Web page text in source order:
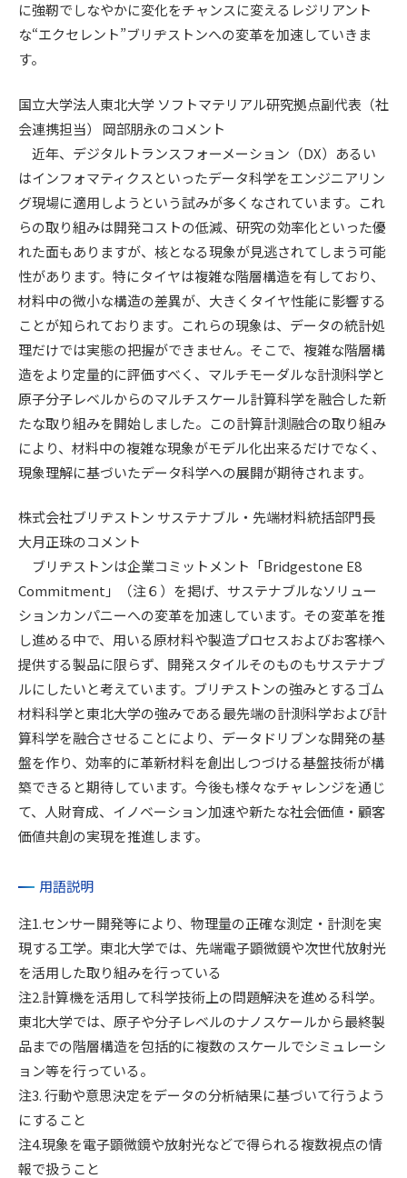
に強靭でしなやかに変化をチャンスに変えるレジリアント
な“エクセレント”ブリヂストンへの変革を加速していきま
す。
国立大学法人東北大学 ソフトマテリアル研究拠点副代表（社
会連携担当） 岡部朋永のコメント
近年、デジタルトランスフォーメーション（DX）あるい
はインフォマティクスといったデータ科学をエンジニアリン
グ現場に適用しようという試みが多くなされています。これ
らの取り組みは開発コストの低減、研究の効率化といった優
れた面もありますが、核となる現象が見逃されてしまう可能
性があります。特にタイヤは複雑な階層構造を有しており、
材料中の微小な構造の差異が、大きくタイヤ性能に影響する
ことが知られております。これらの現象は、データの統計処
理だけでは実態の把握ができません。そこで、複雑な階層構
造をより定量的に評価すべく、マルチモーダルな計測科学と
原子分子レベルからのマルチスケール計算科学を融合した新
たな取り組みを開始しました。この計算計測融合の取り組み
により、材料中の複雑な現象がモデル化出来るだけでなく、
現象理解に基づいたデータ科学への展開が期待されます。
株式会社ブリヂストン サステナブル・先端材料統括部門長
大月正珠のコメント
ブリヂストンは企業コミットメント「Bridgestone E8
Commitment」（注６）を掲げ、サステナブルなソリュー
ションカンパニーへの変革を加速しています。その変革を推
し進める中で、用いる原材料や製造プロセスおよびお客様へ
提供する製品に限らず、開発スタイルそのものもサステナブ
ルにしたいと考えています。ブリヂストンの強みとするゴム
材料科学と東北大学の強みである最先端の計測科学および計
算科学を融合させることにより、データドリブンな開発の基
盤を作り、効率的に革新材料を創出しつづける基盤技術が構
築できると期待しています。今後も様々なチャレンジを通じ
て、人財育成、イノベーション加速や新たな社会価値・顧客
価値共創の実現を推進します。
用語説明
注1.センサー開発等により、物理量の正確な測定・計測を実
現する工学。東北大学では、先端電子顕微鏡や次世代放射光
を活用した取り組みを行っている
注2.計算機を活用して科学技術上の問題解決を進める科学。
東北大学では、原子や分子レベルのナノスケールから最終製
品までの階層構造を包括的に複数のスケールでシミュレーシ
ョン等を行っている。
注3. 行動や意思決定をデータの分析結果に基づいて行うよう
にすること
注4.現象を電子顕微鏡や放射光などで得られる複数視点の情
報で扱うこと